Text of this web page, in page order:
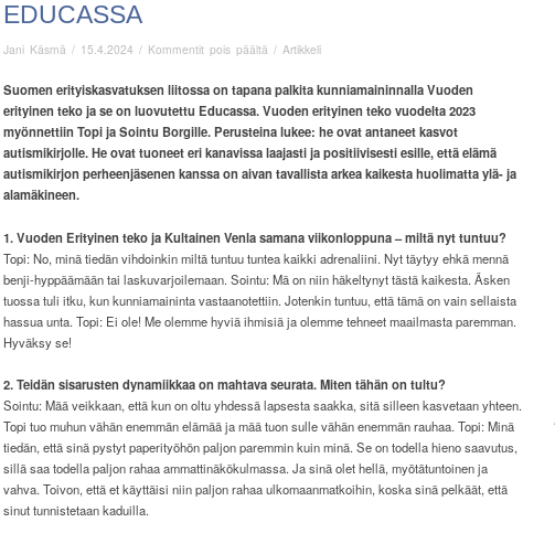
EDUCASSA
Jani Käsmä / 15.4.2024 / Kommentit pois päältä artikkelissa
ja
Soinnun
haastattelu
27.1.
Educassa
/ Artikkeli
Suomen erityiskasvatuksen liitossa on tapana palkita kunniamaininnalla Vuoden
erityinen teko ja se on luovutettu Educassa. Vuoden erityinen teko vuodelta 2023
myönnettiin Topi ja Sointu Borgille. Perusteina lukee: he ovat antaneet kasvot
autismikirjolle. He ovat tuoneet eri kanavissa laajasti ja positiivisesti esille, että elämä
autismikirjon perheenjäsenen kanssa on aivan tavallista arkea kaikesta huolimatta ylä- ja
alamäkineen.
1. Vuoden Erityinen teko ja Kultainen Venla samana viikonloppuna – miltä nyt tuntuu?
Topi: No, minä tiedän vihdoinkin miltä tuntuu tuntea kaikki adrenaliini. Nyt täytyy ehkä mennä
benji-hyppäämään tai laskuvarjoilemaan. Sointu: Mä on niin häkeltynyt tästä kaikesta. Äsken
tuossa tuli itku, kun kunniamaininta vastaanotettiin. Jotenkin tuntuu, että tämä on vain sellaista
hassua unta. Topi: Ei ole! Me olemme hyviä ihmisiä ja olemme tehneet maailmasta paremman.
Hyväksy se!
2. Teidän sisarusten dynamiikkaa on mahtava seurata. Miten tähän on tultu?
Sointu: Mää veikkaan, että kun on oltu yhdessä lapsesta saakka, sitä silleen kasvetaan yhteen.
Topi tuo muhun vähän enemmän elämää ja mää tuon sulle vähän enemmän rauhaa. Topi: Minä
tiedän, että sinä pystyt paperityöhön paljon paremmin kuin minä. Se on todella hieno saavutus,
sillä saa todella paljon rahaa ammattinäkökulmassa. Ja sinä olet hellä, myötätuntoinen ja
vahva. Toivon, että et käyttäisi niin paljon rahaa ulkomaanmatkoihin, koska sinä pelkäät, että
sinut tunnistetaan kaduilla.